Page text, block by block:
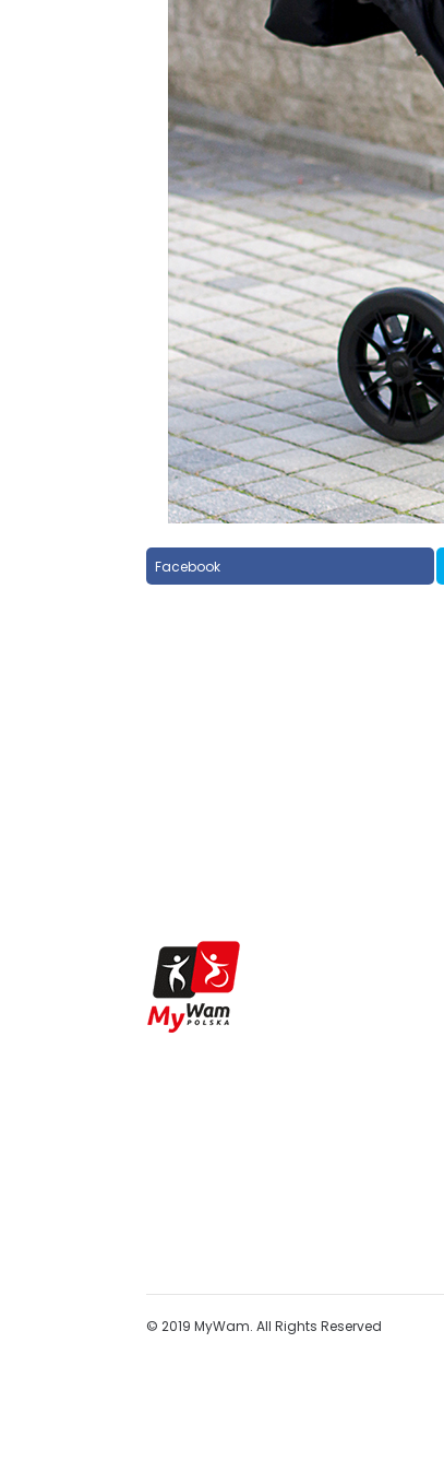
Facebook
© 2019 MyWam. All Rights Reserved